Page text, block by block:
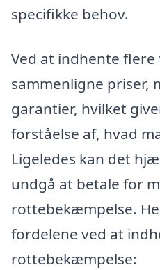
specifikke behov.
Ved at indhente
sammenligne priser,
garantier, hvilket
forståelse af, hvad
Ligeledes kan det
undgå at betale for
rottebekæmpelse.
fordelene ved at
rottebekæmpelse: